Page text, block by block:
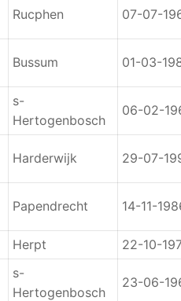
Rucphen 07-07-
Bussum 01-03-
s-
Hertogenbosch
06-02-
Harderwijk 29-07-
Papendrecht 14-11-
Herpt 22-10-
s-
Hertogenbosch
23-06-